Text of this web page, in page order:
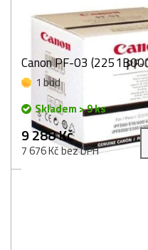
Canon PF-03
1 bod
Skladem > 9 ks
9 288 Kč
7 676 Kč bez DPH